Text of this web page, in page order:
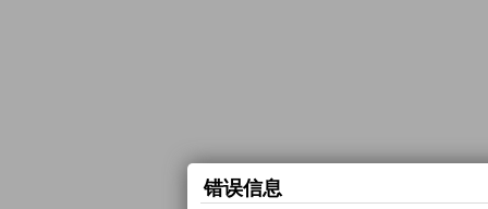
错误信息